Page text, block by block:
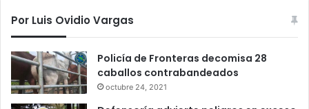
Por Luis Ovidio Vargas
Policía de Fronteras decomisa 28
caballos contrabandeados
octubre 24, 2021